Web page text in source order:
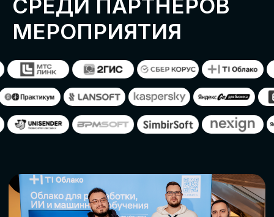
ЗАЯВКУ
СКАЧАТЬ ПРОГРАММУ
СТАТЬ СПИКЕРОМ
Оставьте заявку, наши менеджеры
свяжутся с вами